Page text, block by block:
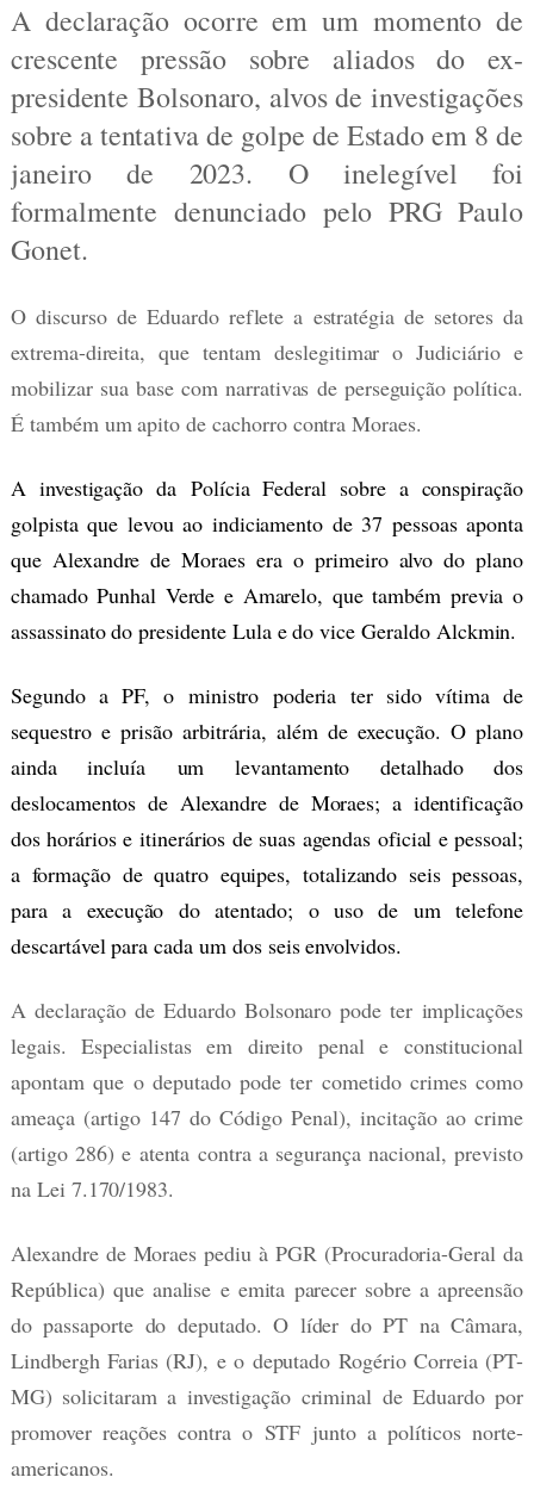
A declaração ocorre em um momento de
crescente pressão sobre aliados do ex-
presidente Bolsonaro, alvos de investigações
sobre a tentativa de golpe de Estado em 8 de
janeiro de 2023. O inelegível foi
formalmente denunciado pelo PRG Paulo
Gonet.
O discurso de Eduardo reflete a estratégia de setores da
extrema-direita, que tentam deslegitimar o Judiciário e
mobilizar sua base com narrativas de perseguição política.
É também um apito de cachorro contra Moraes.
A investigação da Polícia Federal sobre a conspiração
golpista que levou ao indiciamento de 37 pessoas aponta
que Alexandre de Moraes era o primeiro alvo do plano
chamado Punhal Verde e Amarelo, que também previa o
assassinato do presidente Lula e do vice Geraldo Alckmin.
Segundo a PF, o ministro poderia ter sido vítima de
sequestro e prisão arbitrária, além de execução. O plano
ainda incluía um levantamento detalhado dos
deslocamentos de Alexandre de Moraes; a identificação
dos horários e itinerários de suas agendas oficial e pessoal;
a formação de quatro equipes, totalizando seis pessoas,
para a execução do atentado; o uso de um telefone
descartável para cada um dos seis envolvidos.
A declaração de Eduardo Bolsonaro pode ter implicações
legais. Especialistas em direito penal e constitucional
apontam que o deputado pode ter cometido crimes como
ameaça (artigo 147 do Código Penal), incitação ao crime
(artigo 286) e atenta contra a segurança nacional, previsto
na Lei 7.170/1983.
Alexandre de Moraes pediu à PGR (Procuradoria-Geral da
República) que analise e emita parecer sobre a apreensão
do passaporte do deputado. O líder do PT na Câmara,
Lindbergh Farias (RJ), e o deputado Rogério Correia (PT-
MG) solicitaram a investigação criminal de Eduardo por
promover reações contra o STF junto a políticos norte-
americanos.